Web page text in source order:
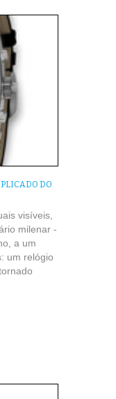
DO
visíveis,
milenar -
a um
um relógio